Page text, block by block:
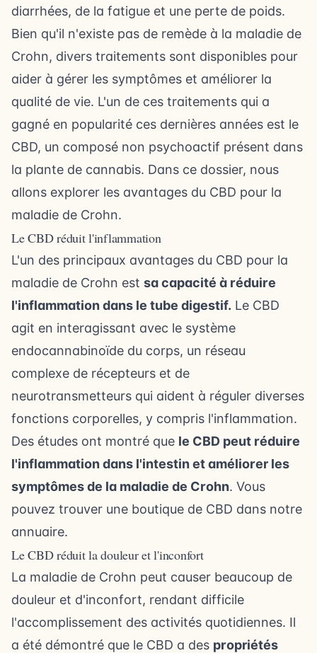
diarrhées, de la fatigue et une perte de poids.
Bien qu'il n'existe pas de remède à la maladie de
Crohn, divers traitements sont disponibles pour
aider à gérer les symptômes et améliorer la
qualité de vie. L'un de ces traitements qui a
gagné en popularité ces dernières années est le
CBD, un composé non psychoactif présent dans
la plante de cannabis. Dans ce dossier, nous
allons explorer les avantages du CBD pour la
maladie de Crohn.
Le CBD réduit l'inflammation
L'un des principaux avantages du CBD pour la
maladie de Crohn est sa capacité à réduire
l'inflammation dans le tube digestif. Le CBD
agit en interagissant avec le système
endocannabinoïde du corps, un réseau
complexe de récepteurs et de
neurotransmetteurs qui aident à réguler diverses
fonctions corporelles, y compris l'inflammation.
Des études ont montré que le CBD peut réduire
l'inflammation dans l'intestin et améliorer les
symptômes de la maladie de Crohn. Vous
pouvez trouver une boutique de CBD dans notre
annuaire.
Le CBD réduit la douleur et l'inconfort
La maladie de Crohn peut causer beaucoup de
douleur et d'inconfort, rendant difficile
l'accomplissement des activités quotidiennes. Il
a été démontré que le CBD a des propriétés